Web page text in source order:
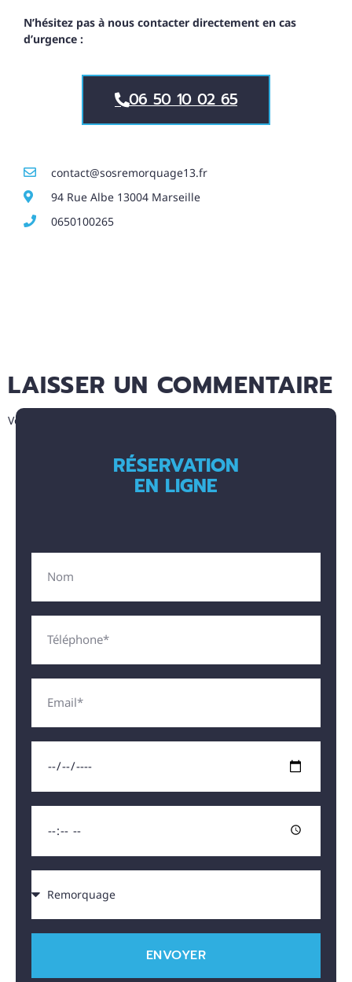
N’hésitez pas à nous contacter directement en cas
d’urgence :
06 50 10 02 65
contact@sosremorquage13.fr
94 Rue Albe 13004 Marseille
0650100265
LAISSER UN COMMENTAIRE
Vous devez
RÉSERVATION
EN LIGNE
ENVOYER